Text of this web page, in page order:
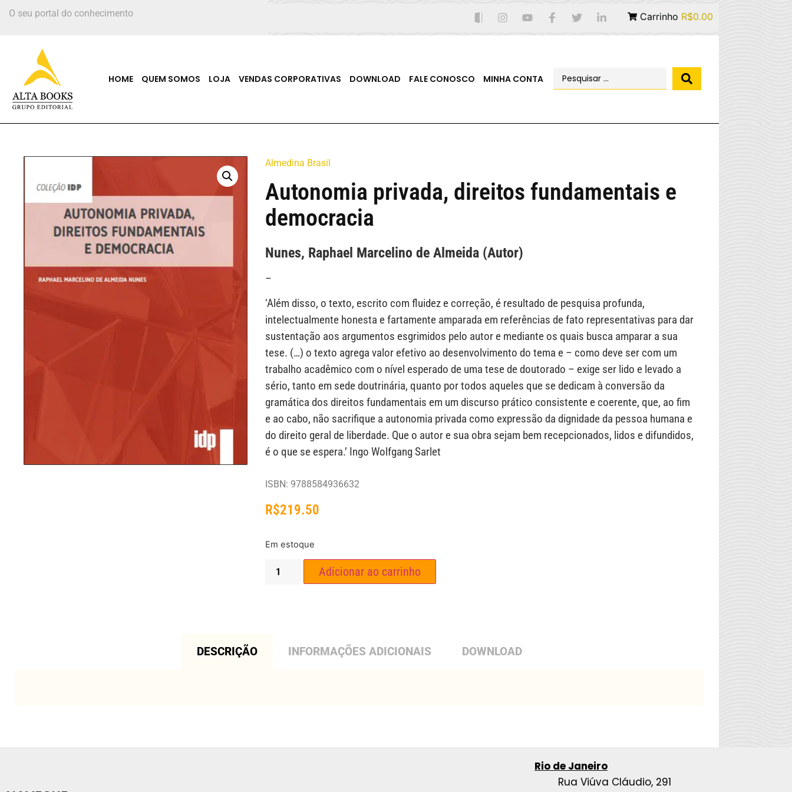
O seu portal do conhecimento Carrinho R$0.00
HOME QUEM SOMOS LOJA VENDAS CORPORATIVAS DOWNLOAD FALE CONOSCO MINHA CONTA
Almedina Brasil
Autonomia privada, direitos fundamentais e
democracia
Nunes, Raphael Marcelino de Almeida (Autor)
–
‘Além disso, o texto, escrito com fluidez e correção, é resultado de pesquisa profunda,
intelectualmente honesta e fartamente amparada em referências de fato representativas para dar
sustentação aos argumentos esgrimidos pelo autor e mediante os quais busca amparar a sua
tese. (…) o texto agrega valor efetivo ao desenvolvimento do tema e – como deve ser com um
trabalho acadêmico com o nível esperado de uma tese de doutorado – exige ser lido e levado a
sério, tanto em sede doutrinária, quanto por todos aqueles que se dedicam à conversão da
gramática dos direitos fundamentais em um discurso prático consistente e coerente, que, ao fim
e ao cabo, não sacrifique a autonomia privada como expressão da dignidade da pessoa humana e
do direito geral de liberdade. Que o autor e sua obra sejam bem recepcionados, lidos e difundidos,
é o que se espera.’ Ingo Wolfgang Sarlet
ISBN: 9788584936632
R$219.50
Em estoque
Adicionar ao carrinho
DESCRIÇÃO INFORMAÇÕES ADICIONAIS DOWNLOAD
Rio de Janeiro
Rua Viúva Cláudio, 291